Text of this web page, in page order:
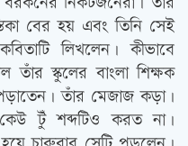
বের হয় এবং তিনি সেই
লিখলেন। কীভাবে
তাঁর স্কুলের বাংলা শিক্ষক
তাঁর মেজাজ কড়া।
টুঁ শব্দটিও করত না।